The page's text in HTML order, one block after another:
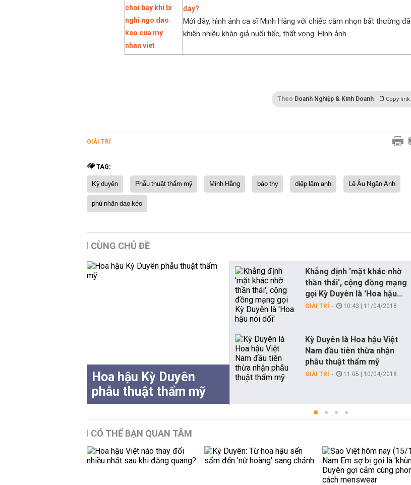
đáy?
Mới đây, hình ảnh ca sĩ Minh Hằng với chiếc cằm nhọn bất thường đã
khiến nhiều khán giả nuối tiếc, thất vọng. Hình ảnh ...
Theo Doanh Nghiệp & Kinh Doanh Copy link
GIẢI TRÍ
TAG:
Kỳ duyên Phẫu thuật thẩm mỹ Minh Hằng bảo thy diệp lâm anh
Lê Âu Ngân Anh
phủ nhận dao kéo
CÙNG CHỦ ĐỀ
Hoa hậu Kỳ Duyên
phẫu thuật thẩm mỹ
Khẳng định 'mặt khác nhờ
thần thái', cộng đồng mạng
gọi Kỳ Duyên là 'Hoa hậu...
GIẢI TRÍ 10:43 | 11/04/2018
Kỳ Duyên là Hoa hậu Việt
Nam đầu tiên thừa nhận
phẫu thuật thẩm mỹ
GIẢI TRÍ 11:05 | 10/04/2018
CÓ THỂ BẠN QUAN TÂM